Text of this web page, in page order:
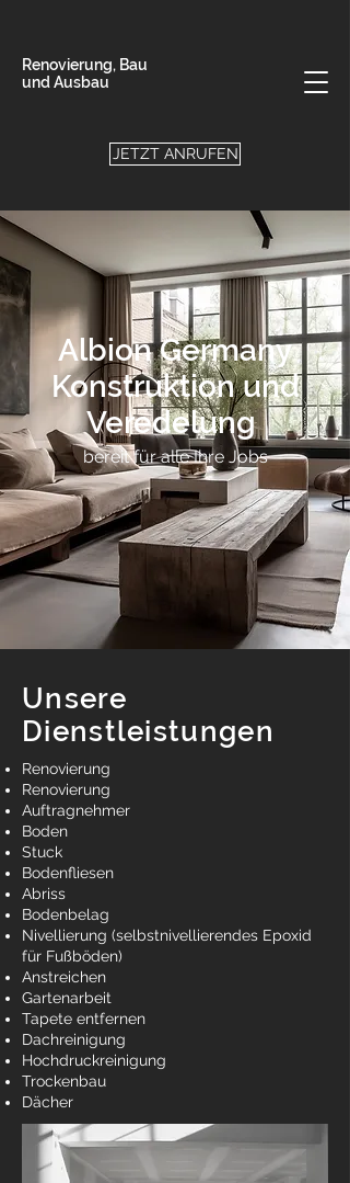
Renovierung, Bau
und Ausbau
JETZT ANRUFEN
Albion Germany
Konstruktion und
Veredelung
bereit für alle Ihre Jobs
Unsere
Dienstleistungen
Renovierung
Renovierung
Auftragnehmer
Boden
Stuck
Bodenfliesen
Abriss
Bodenbelag
Nivellierung (selbstnivellierendes Epoxid
für Fußböden)
Anstreichen
Gartenarbeit
Tapete entfernen
Dachreinigung
Hochdruckreinigung
Trockenbau
Dächer